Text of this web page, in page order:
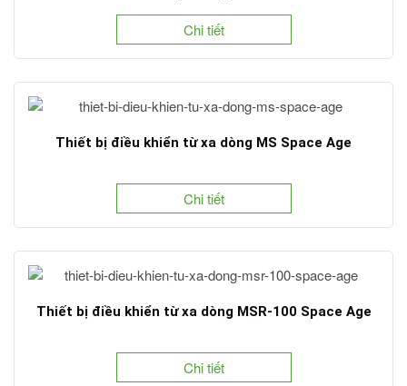
Chi tiết
Thiết bị điều khiển từ xa dòng MS Space Age
Chi tiết
Thiết bị điều khiển từ xa dòng MSR-100 Space Age
Chi tiết